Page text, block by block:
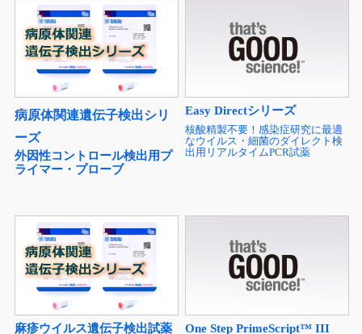
病原体関連遺伝子検出シリ
ーズ
外因性コントロール検出用プ
ライマー・プローブ
Easy Directシリーズ
核酸精製不要！感染症研究に最適
なウイルス・細菌のダイレクト検
出用リアルタイムPCR試薬
麻疹ウイルス遺伝子検出試薬
One Step PrimeScript™ III